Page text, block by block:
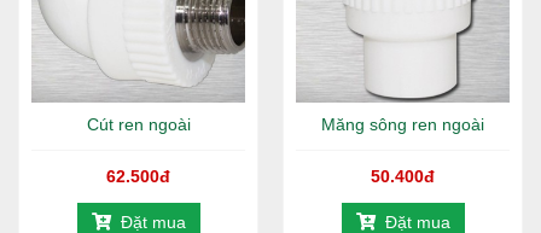
Cút ren ngoài
62.500đ
Đặt mua
Măng sông ren ngoài
50.400đ
Đặt mua